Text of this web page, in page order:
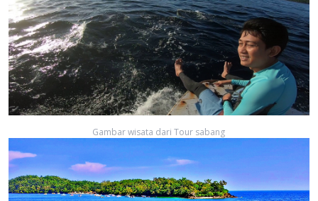
Gambar wisata dari Tour sabang